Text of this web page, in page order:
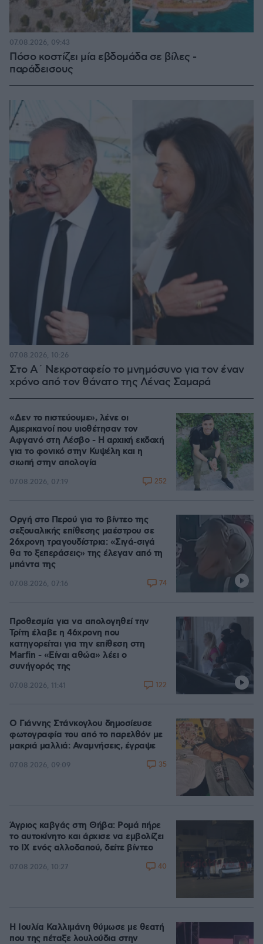
Πόσο κοστίζει μία εβδομάδα σε βίλες -
παράδεισους
07.08.2026, 09:43
Στο Α΄ Νεκροταφείο το μνημόσυνο για τον έναν
χρόνο από τον θάνατο της Λένας Σαμαρά
07.08.2026, 10:26
«Δεν το πιστεύουμε», λένε οι
Αμερικανοί που υιοθέτησαν τον
Αφγανό στη Λέσβο - Η αρχική εκδοχή
για το φονικό στην Κυψέλη και η
σιωπή στην απολογία
07.08.2026, 07:19 252
Οργή στο Περού για το βίντεο της
σεξουαλικής επίθεσης μαέστρου σε
26χρονη τραγουδίστρια: «Σιγά-σιγά
θα το ξεπεράσεις» της έλεγαν από τη
μπάντα της
07.08.2026, 07:16 74
Προθεσμία για να απολογηθεί την
Τρίτη έλαβε η 46χρονη που
κατηγορείται για την επίθεση στη
Marfin - «Είναι αθώα» λέει ο
συνήγορός της
07.08.2026, 11:41 122
Ο Γιάννης Στάνκογλου δημοσίευσε
φωτογραφία του από το παρελθόν με
μακριά μαλλιά: Αναμνήσεις, έγραψε
07.08.2026, 09:09 35
Άγριος καβγάς στη Θήβα: Ρομά πήρε
το αυτοκίνητο και άρχισε να εμβολίζει
το ΙΧ ενός αλλοδαπού, δείτε βίντεο
07.08.2026, 10:27 40
Η Ιουλία Καλλιμάνη θύμωσε με θεατή
που της πέταξε λουλούδια στην